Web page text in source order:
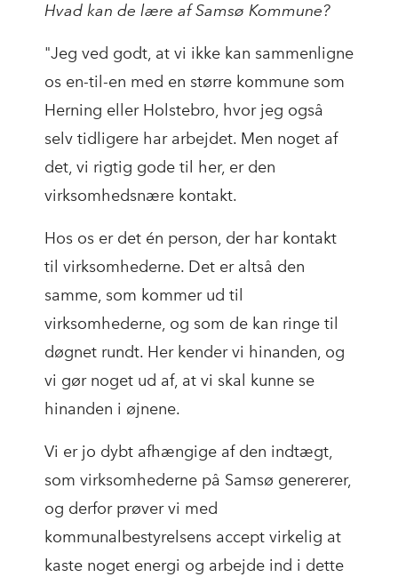
Hvad kan de lære af Samsø Kommune?
"Jeg ved godt, at vi ikke kan sammenligne
os en-til-en med en større kommune som
Herning eller Holstebro, hvor jeg også
selv tidligere har arbejdet. Men noget af
det, vi rigtig gode til her, er den
virksomhedsnære kontakt.
Hos os er det én person, der har kontakt
til virksomhederne. Det er altså den
samme, som kommer ud til
virksomhederne, og som de kan ringe til
døgnet rundt. Her kender vi hinanden, og
vi gør noget ud af, at vi skal kunne se
hinanden i øjnene.
Vi er jo dybt afhængige af den indtægt,
som virksomhederne på Samsø genererer,
og derfor prøver vi med
kommunalbestyrelsens accept virkelig at
kaste noget energi og arbejde ind i dette